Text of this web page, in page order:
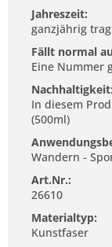
Jahreszeit:
ganzjährig
Fällt normal
Eine Nummer
Nachhaltigkeit:
In diesem
(500ml)
Wandern -
Art.Nr.:
26610
Materialtyp:
Kunstfaser